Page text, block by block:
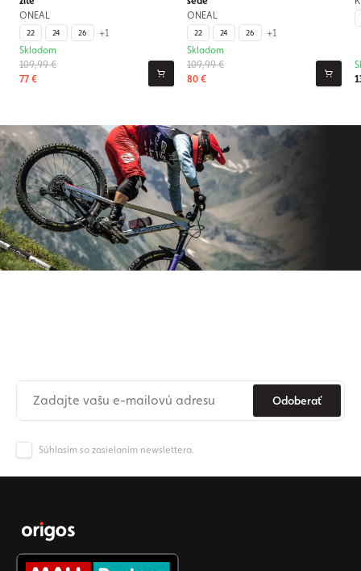
ONEAL
22 24 26 +1
109,99 €
77 €
Skladom
ONEAL
22 24 26 +1
109,99 €
80 €
Skladom
Odoberať
Súhlasím so zasielaním newslettera.